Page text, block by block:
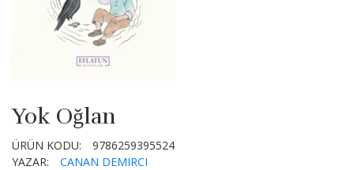
Yok Oğlan
ÜRÜN KODU:
9786259395524
YAZAR:
CANAN DEMIRCI